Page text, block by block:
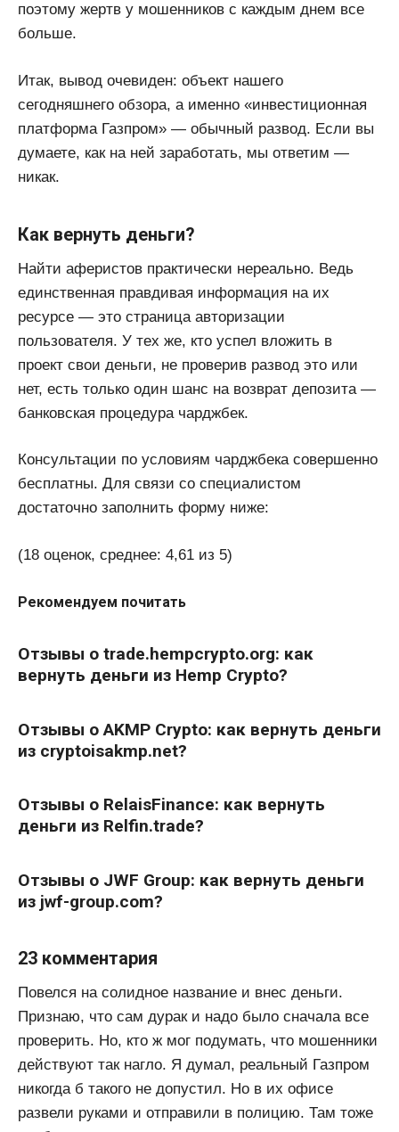
поэтому жертв у мошенников с каждым днем все
больше.
Итак, вывод очевиден: объект нашего
сегодняшнего обзора, а именно «инвестиционная
платформа Газпром» — обычный развод. Если вы
думаете, как на ней заработать, мы ответим —
никак.
Как вернуть деньги?
Найти аферистов практически нереально. Ведь
единственная правдивая информация на их
ресурсе — это страница авторизации
пользователя. У тех же, кто успел вложить в
проект свои деньги, не проверив развод это или
нет, есть только один шанс на возврат депозита —
банковская процедура чарджбек.
Консультации по условиям чарджбека совершенно
бесплатны. Для связи со специалистом
достаточно заполнить форму ниже:
(18 оценок, среднее: 4,61 из 5)
Рекомендуем почитать
Отзывы о trade.hempcrypto.org: как
вернуть деньги из Hemp Crypto?
Отзывы о AKMP Crypto: как вернуть деньги
из cryptoisakmp.net?
Отзывы о RelaisFinance: как вернуть
деньги из Relfin.trade?
Отзывы о JWF Group: как вернуть деньги
из jwf-group.com?
23 комментария
Повелся на солидное название и внес деньги.
Признаю, что сам дурак и надо было сначала все
проверить. Но, кто ж мог подумать, что мошенники
действуют так нагло. Я думал, реальный Газпром
никогда б такого не допустил. Но в их офисе
развели руками и отправили в полицию. Там тоже